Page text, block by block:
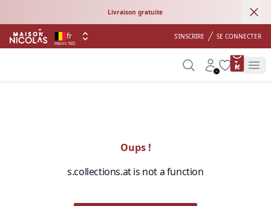
Livraison gratuite
depuis 1822
fr S'INSCRIRE SE CONNECTER
SearchAccount
Wishlist
Oups !
s.collections.at is not a function